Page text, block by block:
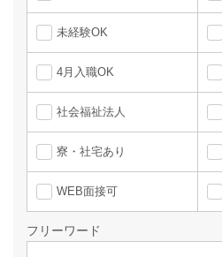
未経験OK
4月入職OK
社会福祉法人
寮・社宅あり
WEB面接可
フリーワード